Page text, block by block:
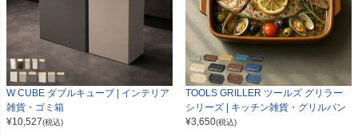
W CUBE ダブルキューブ | インテリア
雑貨・ゴミ箱
¥10,527(税込)
TOOLS GRILLER ツールズ グリラー
シリーズ | キッチン雑貨・グリルパン
¥3,650(税込)